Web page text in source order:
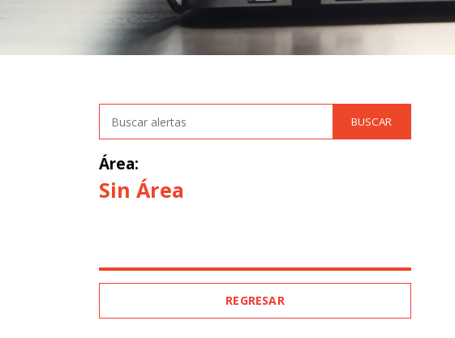
Área:
Sin Área
REGRESAR